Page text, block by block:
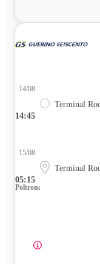
14:45
14/08
Terminal
05:15
15/08
Terminal
Poltrona